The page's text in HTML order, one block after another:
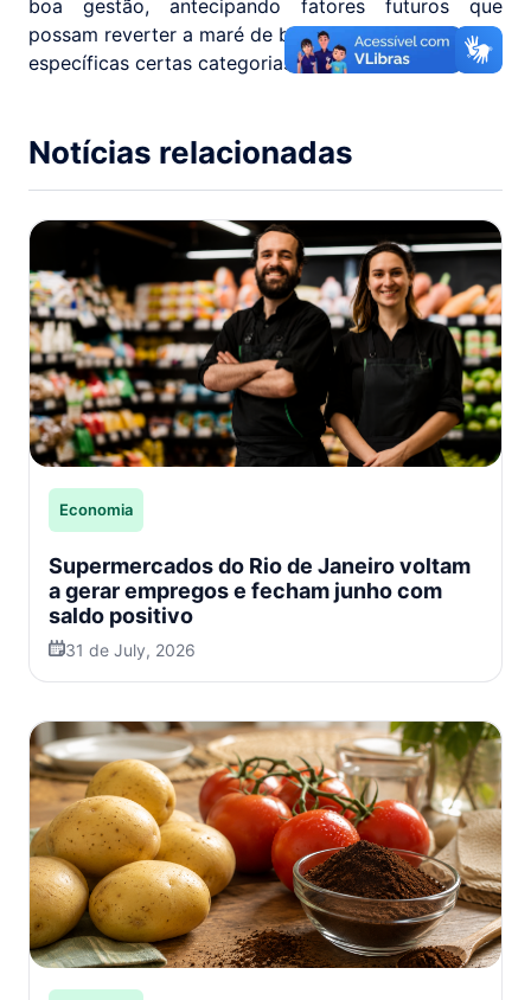
boa gestão, antecipando fatores futuros que
possam reverter a maré de baixa ou afetar de forma
específicas certas categorias.
Notícias relacionadas
Economia
Supermercados do Rio de Janeiro voltam
a gerar empregos e fecham junho com
saldo positivo
31 de July, 2026